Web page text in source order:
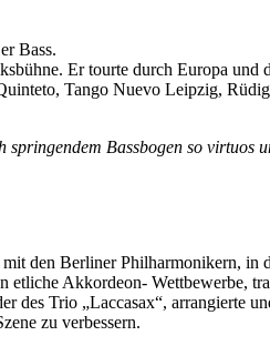
Bass.
Er tourte durch Europa
Tango Nuevo Leipzig,
Bassbogen so
den Berliner Philharmonikern,
etliche Akkordeon- Wettbewerbe,
Trio „Laccasax“, arrangierte
zu verbessern.